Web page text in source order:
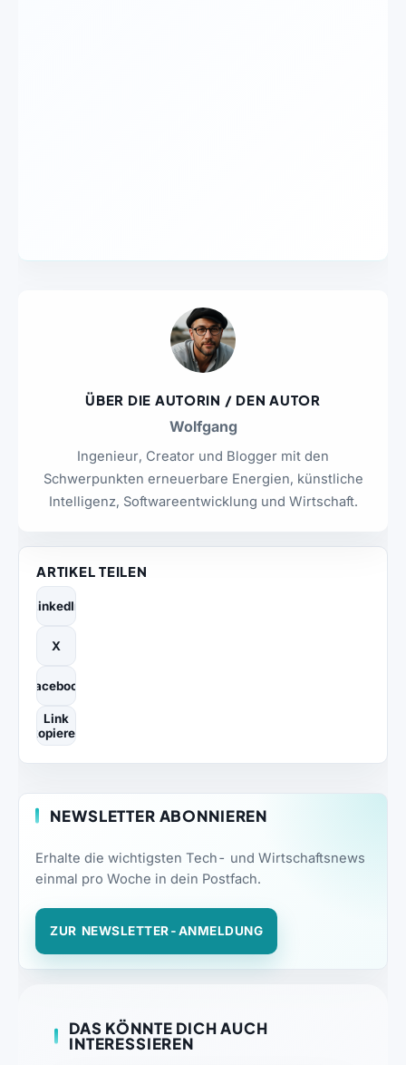
ÜBER DIE AUTORIN / DEN AUTOR
Wolfgang
Ingenieur, Creator und Blogger mit den
Schwerpunkten erneuerbare Energien, künstliche
Intelligenz, Softwareentwicklung und Wirtschaft.
ARTIKEL TEILEN
LinkedIn
X
Facebook
Link
kopieren
NEWSLETTER ABONNIEREN
Erhalte die wichtigsten Tech- und Wirtschaftsnews
einmal pro Woche in dein Postfach.
ZUR NEWSLETTER-ANMELDUNG
DAS KÖNNTE DICH AUCH
INTERESSIEREN